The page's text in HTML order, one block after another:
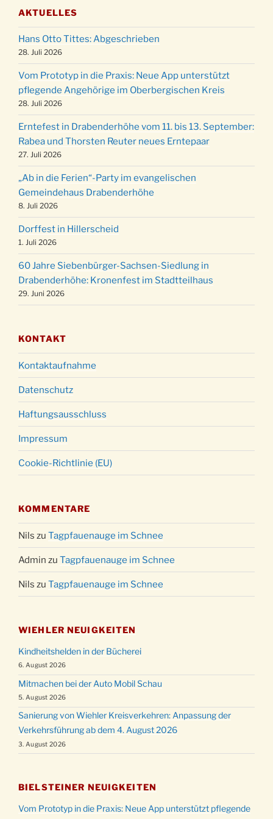
11.12.
Puer-Natus weihnachtliches Brauchtum am
Robert-Gassner-Hof um 17:00 Uhr
19.12.
Kinderbibeltag im Ev. Gemeindehaus von 10-
12 Uhr
20.12.
Weihnachts-Konzert des Honterus Chors in
der Kirche um 17:00 Uhr
24.12.
Familiengottesdienst mit Krippenspiel im Ev.
Gemeindehaus um 15:00 Uhr
24.12. Familiengottesdienst in der FeG um 16 Uhr
24.12.
Weihnachtsgottesdienst in der Kirche um
15:00 Uhr
24.12.
Weihnachtsgottesdienst in der Kirche um
18:00 Uhr
24.12.
Christmette mit der ev. Jugend in der Kirche
um 23:00 Uhr
31.12.
Gottesdienst zu Silvester in der Kirche um
18:00 Uhr
AKTUELLES
Hans Otto Tittes: Abgeschrieben
28. Juli 2026
Vom Prototyp in die Praxis: Neue App unterstützt
pflegende Angehörige im Oberbergischen Kreis
28. Juli 2026
Erntefest in Drabenderhöhe vom 11. bis 13. September:
Rabea und Thorsten Reuter neues Erntepaar
27. Juli 2026
„Ab in die Ferien“-Party im evangelischen
Gemeindehaus Drabenderhöhe
8. Juli 2026
Dorffest in Hillerscheid
1. Juli 2026
60 Jahre Siebenbürger-Sachsen-Siedlung in
Drabenderhöhe: Kronenfest im Stadtteilhaus
29. Juni 2026
KONTAKT
Kontaktaufnahme
Datenschutz
Haftungsausschluss
Impressum
Cookie-Richtlinie (EU)
KOMMENTARE
Nils zu Tagpfauenauge im Schnee
Admin zu Tagpfauenauge im Schnee
Nils zu Tagpfauenauge im Schnee
WIEHLER NEUIGKEITEN
Kindheitshelden in der Bücherei
6. August 2026
Mitmachen bei der Auto Mobil Schau
5. August 2026
Sanierung von Wiehler Kreisverkehren: Anpassung der
Verkehrsführung ab dem 4. August 2026
3. August 2026
BIELSTEINER NEUIGKEITEN
Vom Prototyp in die Praxis: Neue App unterstützt pflegende